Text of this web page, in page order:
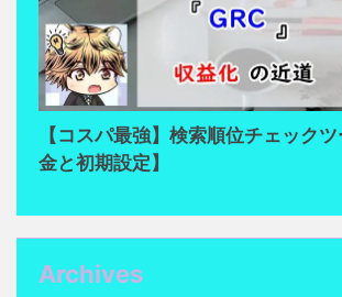
【コスパ最強】検索順位チェック
金と初期設定】
Archives